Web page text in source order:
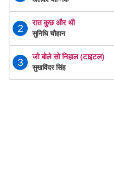
2
रात कुछ और थी
सुनिधि चौहान
3
जो बोले सो निहाल (टाइटल)
सुखविंदर सिंह